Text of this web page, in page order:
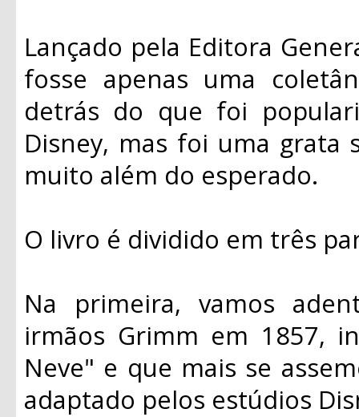
Lançado pela Editora
fosse apenas uma
detrás do que foi
Disney, mas foi uma grata
muito além do esperado.
O livro é dividido em três
Na primeira, vamos
irmãos Grimm em 1857,
Neve" e que mais se
adaptado pelos estúdios